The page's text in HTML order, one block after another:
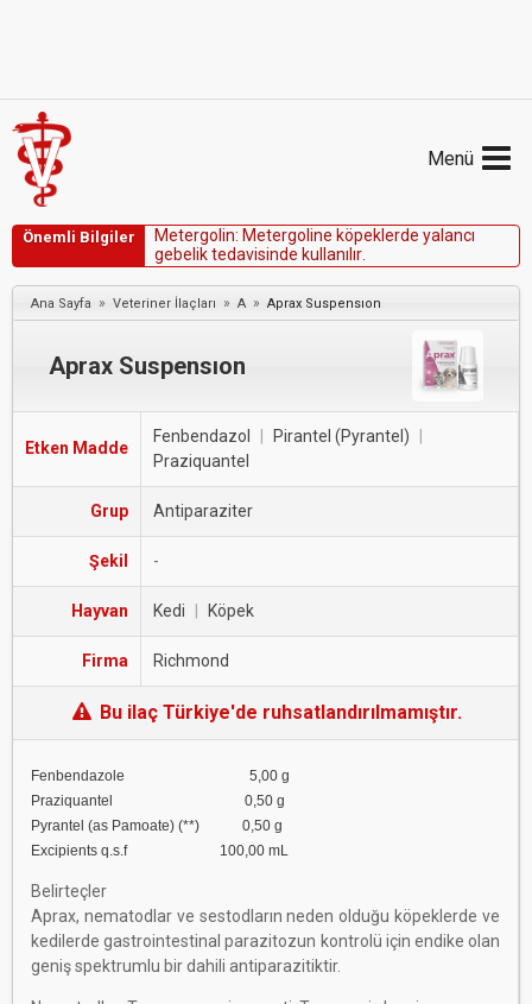
Menü
Önemli Bilgiler Metergo in: Metergo ine köpekerde ya ancı
gebe iktedavisinde ku anı ır
Ana Sayfa » Veteriner İlaçları » A » Aprax Suspensıon
Aprax Suspensıon
Etken Madde
Fenbendazol Pirantel (Pyrantel)
Praziquantel
Grup Antiparaziter
Şekil -
Hayvan Kedi Köpek
Firma Richmond
Bu ilaç Türkiye'de ruhsatlandırılmamıştır.
Fenbendazole 5,00 g
Praziquantel 0,50 g
Pyrantel (as Pamoate) (**) 0,50 g
Excipients q.s.f 100,00 mL
Belirteçler
Aprax, nematodlar ve sestodların neden olduğu köpeklerde ve
kedilerde gastrointestinal parazitozun kontrolü için endike olan
geniş spektrumlu bir dahili antiparazitiktir.